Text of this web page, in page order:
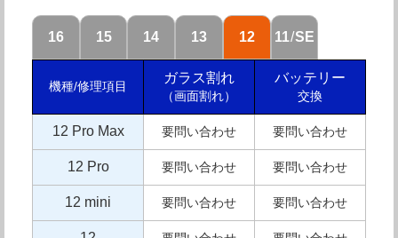
16 15 14 13 12 11/SE
機種/修理項目
ガラス割れ
（画面割れ）
バッテリー
交換
12 Pro Max 要問い合わせ 要問い合わせ
12 Pro 要問い合わせ 要問い合わせ
12 mini 要問い合わせ 要問い合わせ